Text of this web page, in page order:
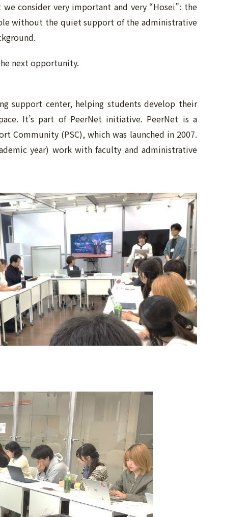
consider very important and very “Hosei”: the
without the quiet support of the administrative
next opportunity.
support center, helping students develop their
It’s part of PeerNet initiative. PeerNet is a
Community (PSC), which was launched in 2007.
year) work with faculty and administrative